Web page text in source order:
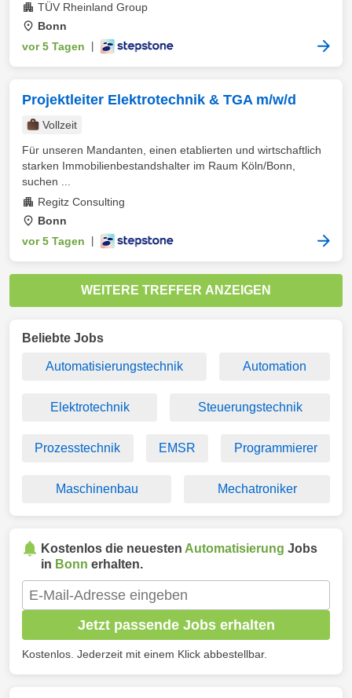
TÜV Rheinland Group
Bonn
vor 5 Tagen
Projektleiter Elektrotechnik & TGA m/w/d
Vollzeit
Für unseren Mandanten, einen etablierten und wirtschaftlich
starken Immobilienbestandshalter im Raum Köln/Bonn,
suchen ...
Regitz Consulting
Bonn
vor 5 Tagen
WEITERE TREFFER ANZEIGEN
Beliebte Jobs
Automatisierungstechnik Automation
Elektrotechnik Steuerungstechnik
Prozesstechnik EMSR Programmierer
Maschinenbau Mechatroniker
Kostenlos die neuesten Automatisierung Jobs
in Bonn erhalten.
Jetzt passende Jobs erhalten
Kostenlos. Jederzeit mit einem Klick abbestellbar.